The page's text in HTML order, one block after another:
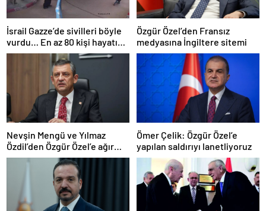
İsrail Gazze’de sivilleri böyle
vurdu… En az 80 kişi hayatını
kaybetti
Özgür Özel’den Fransız
medyasına İngiltere sitemi
Nevşin Mengü ve Yılmaz
Özdil’den Özgür Özel’e ağır
eleştiriler
Ömer Çelik: Özgür Özel’e
yapılan saldırıyı lanetliyoruz